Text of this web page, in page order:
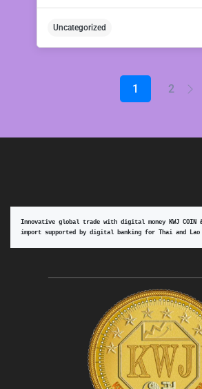
Uncategorized
1 2
Innovative global trade with digital money KWJ COIN &
import supported by digital banking for Thai and Lao